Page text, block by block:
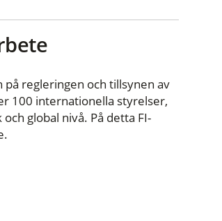
regleringen och tillsynen av
100 internationella styrelser,
global nivå. På detta FI-